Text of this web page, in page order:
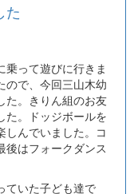
た
乗って遊びに行きま
ので、今回三山木幼
た。きりん組のお友
た。ドッジボールを
しんでいました。コ
後はフォークダンス
ていた子ども達で